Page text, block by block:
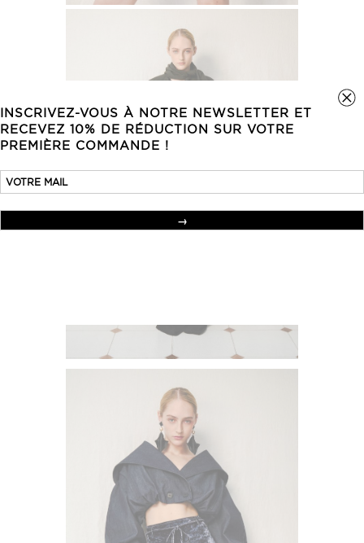
INSCRIVEZ-VOUS À NOTRE NEWSLETTER ET
RECEVEZ 10% DE RÉDUCTION SUR VOTRE
PREMIÈRE COMMANDE !